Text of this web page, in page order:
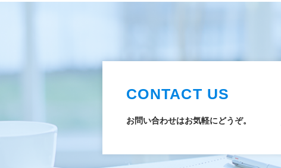
CONTACT US
お問い合わせはお気軽にどうぞ。